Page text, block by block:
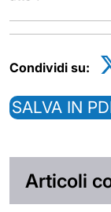
Condividi su:
SALVA IN
Articoli